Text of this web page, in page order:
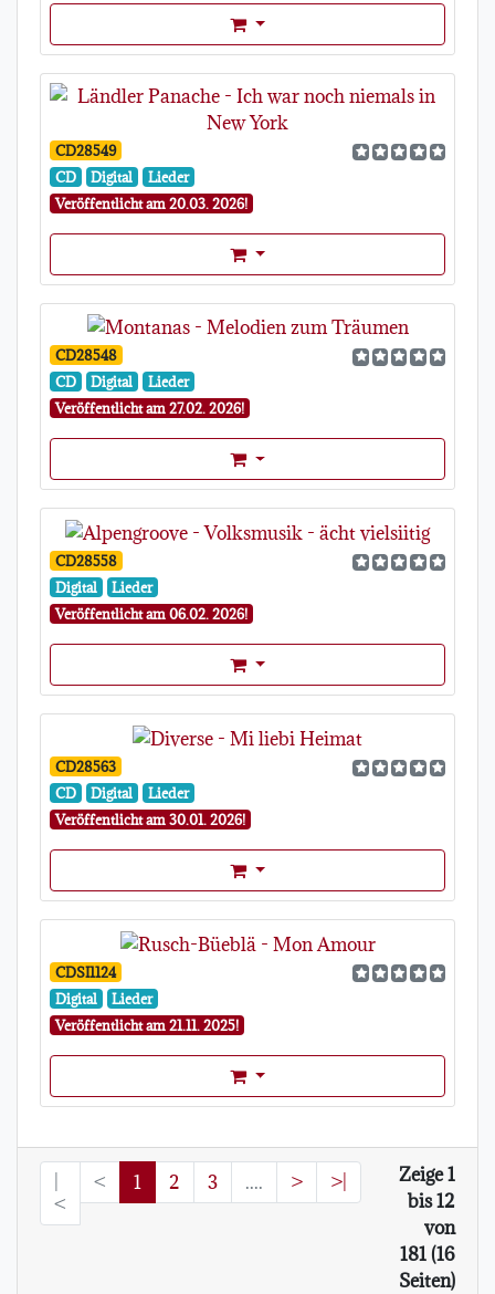
Format Auswahl Dropdown
CD28549
CD
Digital
Lieder
Veröffentlicht am 20.03. 2026!
Format Auswahl Dropdown
CD28548
CD
Digital
Lieder
Veröffentlicht am 27.02. 2026!
Format Auswahl Dropdown
CD28558
Digital
Lieder
Veröffentlicht am 06.02. 2026!
Format Auswahl Dropdown
CD28563
CD
Digital
Lieder
Veröffentlicht am 30.01. 2026!
Format Auswahl Dropdown
CDSI1124
Digital
Lieder
Veröffentlicht am 21.11. 2025!
Format Auswahl Dropdown
<
< 1 (current)
2 3 .... > >|
Zeige 1
bis 12
von
181 (16
Seiten)